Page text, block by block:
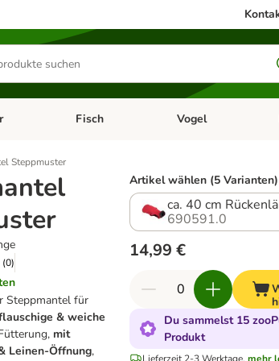
Menü öffnen: Hundefutter & Zubehör
Kategorie-Menü öffnen: Kleintier
Fisch Kategorie-Menü
Vogel
Steppmuster
(0)
Steppmantel für
& weiche
mit
Leinen-Öffnung,
Artikel wählen (5 Varianten)
ca. 40 cm
690591.0
14,99 €
Du sammelst 15
Produkt